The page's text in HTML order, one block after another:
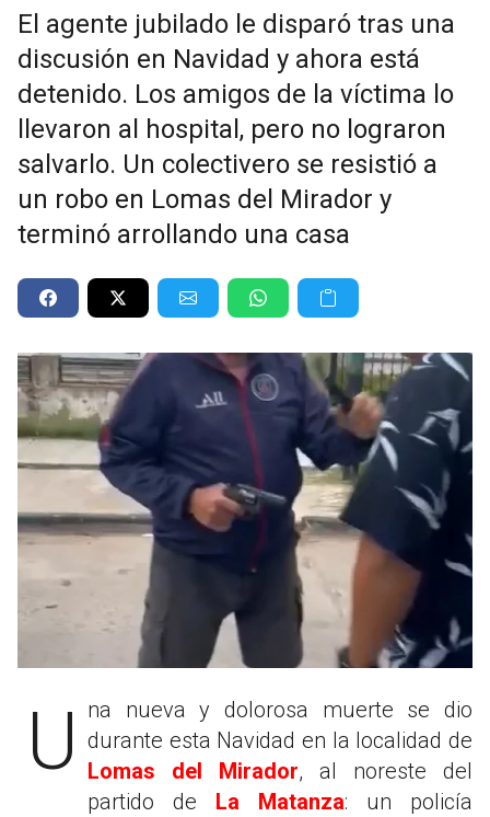
El agente jubilado le disparó tras una
discusión en Navidad y ahora está
detenido. Los amigos de la víctima lo
llevaron al hospital, pero no lograron
salvarlo. Un colectivero se resistió a
un robo en Lomas del Mirador y
terminó arrollando una casa
Una nueva y dolorosa muerte se dio durante esta Navidad en la localidad de
Lomas del Mirador, al noreste del
partido de La Matanza: un policía